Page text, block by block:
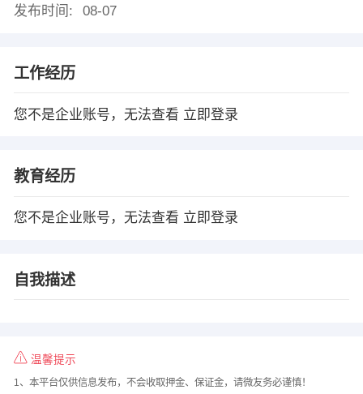
发布时间:
08-07
工作经历
您不是企业账号，无法查看 立即登录
教育经历
您不是企业账号，无法查看 立即登录
自我描述
温馨提示
1、本平台仅供信息发布，不会收取押金、保证金，请微友务必谨慎！